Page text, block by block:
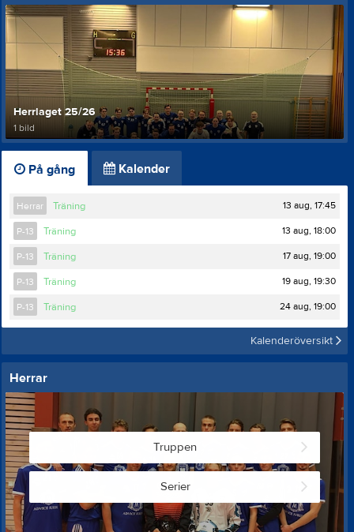
Herrlaget 25/26
1 bild
På gång Kalender
Herrar Träning 13 aug, 17:45
P-13 Träning 13 aug, 18:00
P-13 Träning 17 aug, 19:00
P-13 Träning 19 aug, 19:30
P-13 Träning 24 aug, 19:00
Kalenderöversikt
Herrar
Truppen
Serier